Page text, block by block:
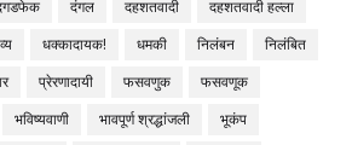
दंगल दहशतवादी
दहशतवादी हल्ला
धक्कादायक! धमकी निलंबन
निलंबित
प्रेरणादायी फसवणुक
फसवणूक
भविष्यवाणी भावपूर्ण श्रद्धांजली
भूकंप